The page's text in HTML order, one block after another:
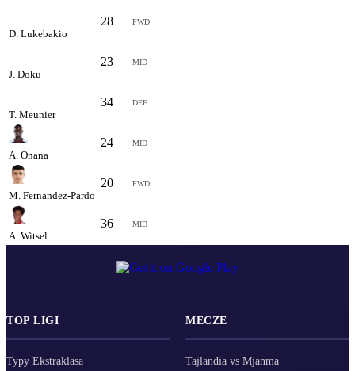
D. Lukebakio
28 FWD
J. Doku
23 MID
T. Meunier
34 DEF
A. Onana
24 MID
M. Fernandez-Pardo
20 FWD
A. Witsel
36 MID
TOP LIGI
Typy Ekstraklasa
MECZE
Tajlandia vs Mjanma